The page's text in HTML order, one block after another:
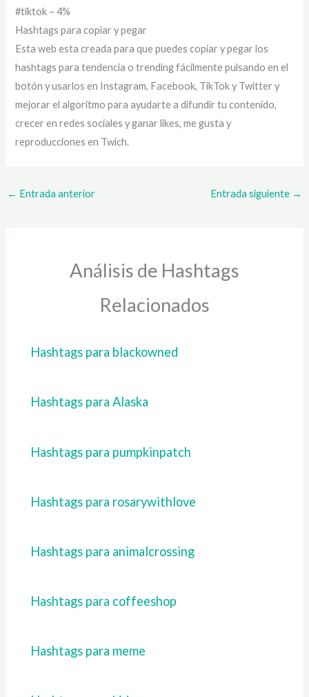
#tiktok – 4%
Hashtags para copiar y pegar
Esta web esta creada para que puedes copiar y pegar los
hashtags para tendencia o trending fácilmente pulsando en el
botón y usarlos en Instagram, Facebook, TikTok y Twitter y
mejorar el algoritmo para ayudarte a difundir tu contenido,
crecer en redes sociales y ganar likes, me gusta y
reproducciones en Twich.
← Entrada anterior Entrada siguiente →
Análisis de Hashtags
Relacionados
Hashtags para blackowned
Hashtags para Alaska
Hashtags para pumpkinpatch
Hashtags para rosarywithlove
Hashtags para animalcrossing
Hashtags para coffeeshop
Hashtags para meme